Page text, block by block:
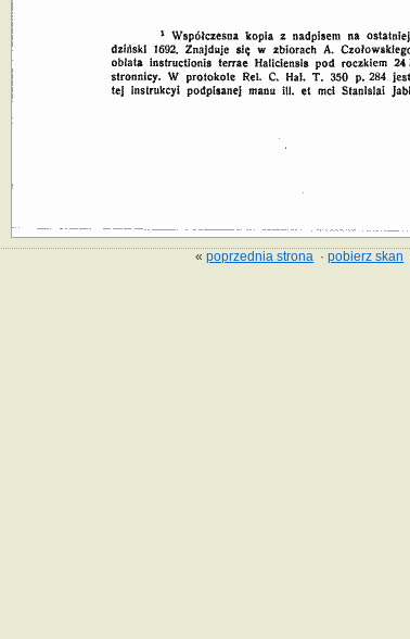
«poprzednia strona ·pobierz skan